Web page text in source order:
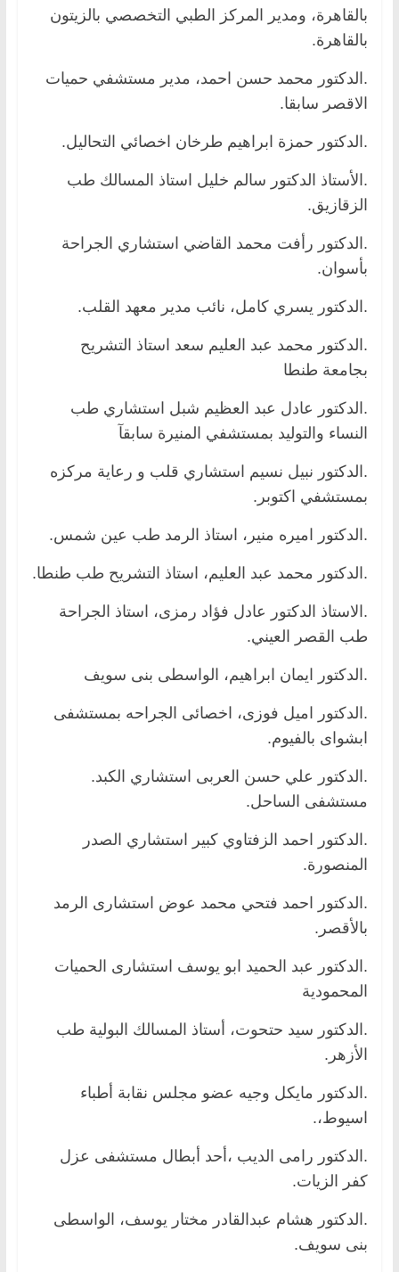
بالقاهرة، ومدير المركز الطبي التخصصي بالزيتون
بالقاهرة.
.الدكتور محمد حسن احمد، مدير مستشفي حميات
الاقصر سابقا.
.الدكتور حمزة ابراهيم طرخان اخصائي التحاليل.
.الأستاذ الدكتور سالم خليل استاذ المسالك طب
الزقازيق.
.الدكتور رأفت محمد القاضي استشاري الجراحة
بأسوان.
.الدكتور يسري كامل، نائب مدير معهد القلب.
.الدكتور محمد عبد العليم سعد استاذ التشريح
بجامعة طنطا
.الدكتور عادل عبد العظيم شبل استشاري طب
النساء والتوليد بمستشفي المنيرة سابقآ
.الدكتور نبيل نسيم استشاري قلب و رعاية مركزه
بمستشفي اكتوبر.
.الدكتور اميره منير، استاذ الرمد طب عين شمس.
.الدكتور محمد عبد العليم، استاذ التشريح طب طنطا.
.الاستاذ الدكتور عادل فؤاد رمزى، استاذ الجراحة
طب القصر العيني.
.الدكتور ايمان ابراهيم، الواسطى بنى سويف
.الدكتور اميل فوزى، اخصائى الجراحه بمستشفى
ابشواى بالفيوم.
.الدكتور علي حسن العربى استشاري الكبد.
مستشفى الساحل.
.الدكتور احمد الزفتاوي كبير استشاري الصدر
المنصورة.
.الدكتور احمد فتحي محمد عوض استشارى الرمد
بالأقصر.
.الدكتور عبد الحميد ابو يوسف استشارى الحميات
المحمودية
.الدكتور سيد حتحوت، أستاذ المسالك البولية طب
الأزهر.
.الدكتور مايكل وجيه عضو مجلس نقابة أطباء
اسيوط،.
.الدكتور رامى الديب ،أحد أبطال مستشفى عزل
كفر الزيات.
.الدكتور هشام عبدالقادر مختار يوسف، الواسطى
بنى سويف.